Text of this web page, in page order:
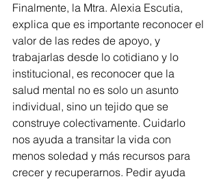
Finalmente, la Mtra. Alexia Escutia,
explica que es importante reconocer el
valor de las redes de apoyo, y
trabajarlas desde lo cotidiano y lo
institucional, es reconocer que la
salud mental no es solo un asunto
individual, sino un tejido que se
construye colectivamente. Cuidarlo
nos ayuda a transitar la vida con
menos soledad y más recursos para
crecer y recuperarnos. Pedir ayuda